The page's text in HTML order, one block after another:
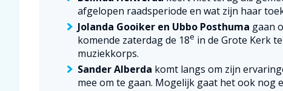
afgelopen raadsperiode en wat zijn haar
Jolanda Gooiker en Ubbo Posthuma gaan
komende zaterdag de 18e in de Grote Kerk
muziekkorps.
Sander Alberda komt langs om zijn
mee om te gaan. Mogelijk gaat het ook nog